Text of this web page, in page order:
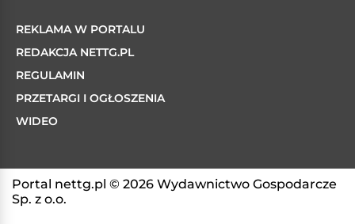
REKLAMA W PORTALU
REDAKCJA NETTG.PL
REGULAMIN
PRZETARGI I OGŁOSZENIA
WIDEO
Portal nettg.pl © 2026 Wydawnictwo Gospodarcze
Sp. z o.o.